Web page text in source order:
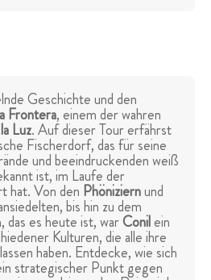
Geschichte und den
Frontera, einem der wahren
Luz. Auf dieser Tour erfährst
Fischerdorf, das für seine
und beeindruckenden weiß
ist, im Laufe der
hat. Von den Phöniziernund
bis hin zu dem
es heute ist, warConilein
Kulturen, die alle ihre
haben. Entdecke, wie sich
strategischer Punkt gegen